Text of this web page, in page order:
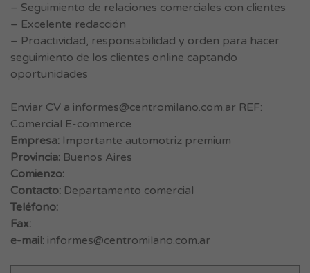
– Seguimiento de relaciones comerciales con clientes
– Excelente redacción
– Proactividad, responsabilidad y orden para hacer
seguimiento de los clientes online captando
oportunidades
Enviar CV a informes@centromilano.com.ar REF:
Comercial E-commerce
Empresa: Importante automotriz premium
Provincia: Buenos Aires
Comienzo:
Contacto: Departamento comercial
Teléfono:
Fax:
e-mail: informes@centromilano.com.ar